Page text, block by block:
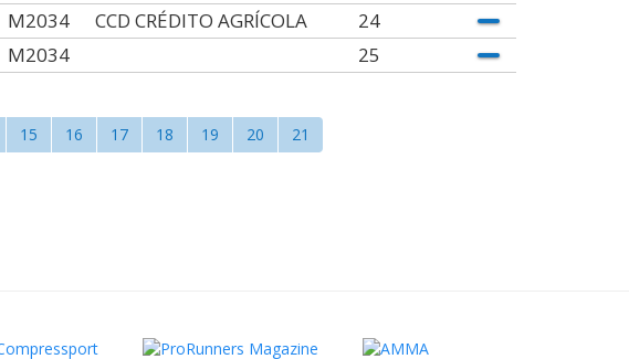
M2034 CCD CRÉDITO AGRÍCOLA
24
M2034 25
15 16 17 18 19 20 21